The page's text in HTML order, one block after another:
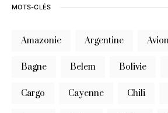
MOTS-CLÉS
Amazonie Argentine
Bagne Belem Bolivie
Cargo Cayenne Chili